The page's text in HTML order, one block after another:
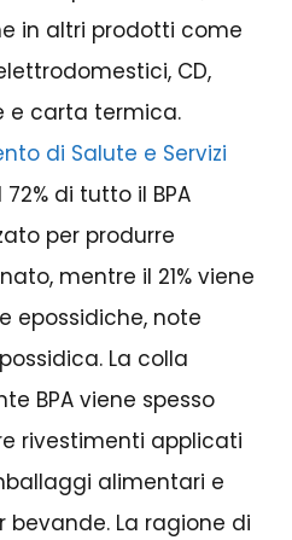
in altri prodotti come
CD,
e carta termica.
di Salute e Servizi
di tutto il BPA
per produrre
mentre il 21% viene
epossidiche, note
La colla
BPA viene spesso
rivestimenti applicati
alimentari e
La ragione di